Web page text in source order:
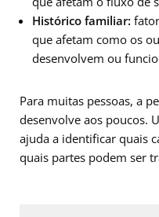
Histórico familiar:
que afetam como os
desenvolvem ou
Para muitas pessoas, a
desenvolve aos poucos.
ajuda a identificar quais
quais partes podem ser